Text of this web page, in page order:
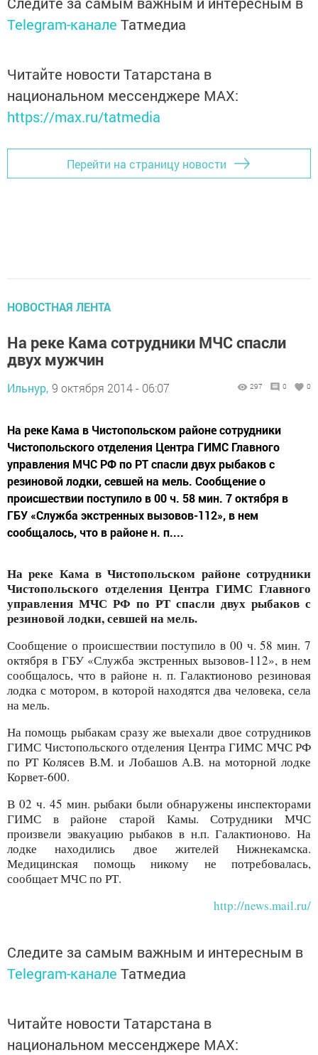
Telegram-канале Татмедиа
Читайте новости Татарстана в
национальном мессенджере MАХ:
https://max.ru/tatmedia
Перейти на страницу новости
НОВОСТНАЯ ЛЕНТА
На реке Кама сотрудники МЧС спасли
двух мужчин
Ильнур, 9 октября 2014 - 06:07 297 0 0
На реке Кама в Чистопольском районе сотрудники
Чистопольского отделения Центра ГИМС Главного
управления МЧС РФ по РТ спасли двух рыбаков с
резиновой лодки, севшей на мель. Сообщение о
происшествии поступило в 00 ч. 58 мин. 7 октября в
ГБУ «Служба экстренных вызовов-112», в нем
сообщалось, что в районе н. п....
На реке Кама в Чистопольском районе сотрудники
Чистопольского отделения Центра ГИМС Главного
управления МЧС РФ по РТ спасли двух рыбаков с
резиновой лодки, севшей на мель.
Сообщение о происшествии поступило в 00 ч. 58 мин. 7
октября в ГБУ «Служба экстренных вызовов-112», в нем
сообщалось, что в районе н. п. Галактионово резиновая
лодка с мотором, в которой находятся два человека, села
на мель.
На помощь рыбакам сразу же выехали двое сотрудников
ГИМС Чистопольского отделения Центра ГИМС МЧС РФ
по РТ Колясев В.М. и Лобашов А.В. на моторной лодке
Корвет-600.
В 02 ч. 45 мин. рыбаки были обнаружены инспекторами
ГИМС в районе старой Камы. Сотрудники МЧС
произвели эвакуацию рыбаков в н.п. Галактионово. На
лодке находились двое жителей Нижнекамска.
Медицинская помощь никому не потребовалась,
сообщает МЧС по РТ.
http://news.mail.ru/
Следите за самым важным и интересным в
Telegram-канале Татмедиа
Читайте новости Татарстана в
национальном мессенджере MАХ: